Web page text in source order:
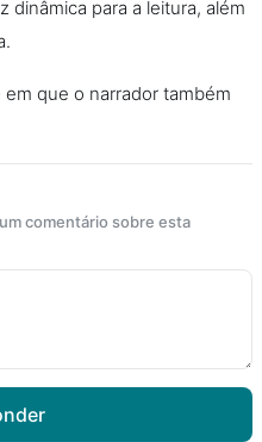
dinâmica para a leitura, além
que o narrador também
comentário sobre esta